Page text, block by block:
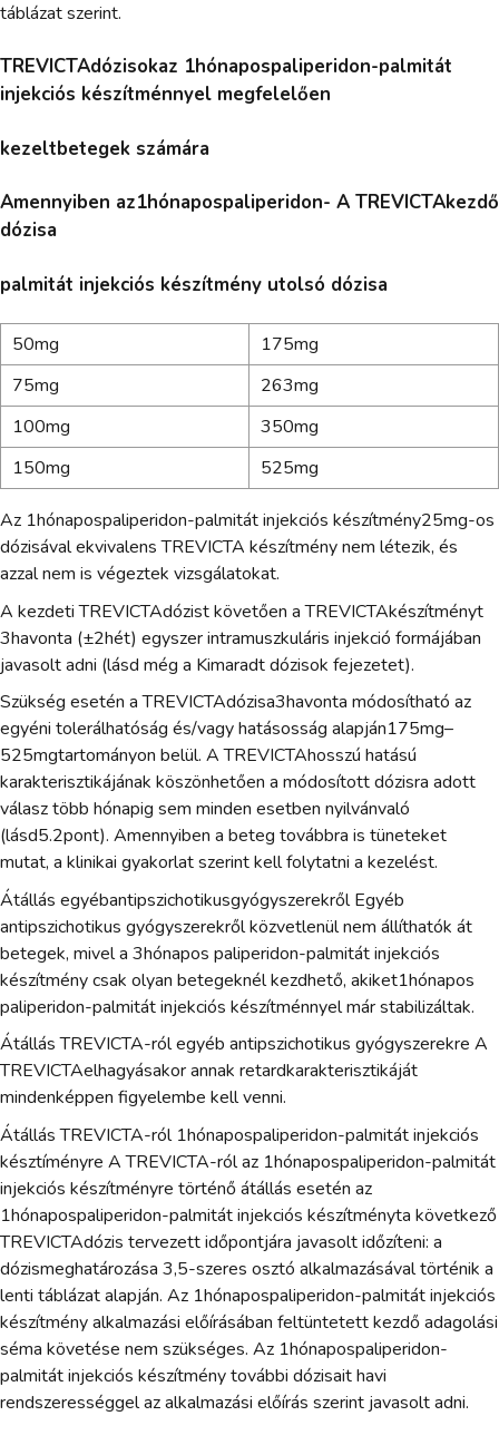
táblázat szerint.
TREVICTAdózisokaz 1hónapospaliperidon-palmitát
injekciós készítménnyel megfelelően
kezeltbetegek számára
Amennyiben az1hónapospaliperidon- A TREVICTAkezdő
dózisa
palmitát injekciós készítmény utolsó dózisa
50mg
175mg
75mg
263mg
100mg
350mg
150mg
525mg
Az 1hónapospaliperidon-palmitát injekciós készítmény25mg-os
dózisával ekvivalens TREVICTA készítmény nem létezik, és
azzal nem is végeztek vizsgálatokat.
A kezdeti TREVICTAdózist követően a TREVICTAkészítményt
3havonta (±2hét) egyszer intramuszkuláris injekció formájában
javasolt adni (lásd még a Kimaradt dózisok fejezetet).
Szükség esetén a TREVICTAdózisa3havonta módosítható az
egyéni tolerálhatóság és/vagy hatásosság alapján175mg–
525mgtartományon belül. A TREVICTAhosszú hatású
karakterisztikájának köszönhetően a módosított dózisra adott
válasz több hónapig sem minden esetben nyilvánvaló
(lásd5.2pont). Amennyiben a beteg továbbra is tüneteket
mutat, a klinikai gyakorlat szerint kell folytatni a kezelést.
Átállás egyébantipszichotikusgyógyszerekről Egyéb
antipszichotikus gyógyszerekről közvetlenül nem állíthatók át
betegek, mivel a 3hónapos paliperidon-palmitát injekciós
készítmény csak olyan betegeknél kezdhető, akiket1hónapos
paliperidon-palmitát injekciós készítménnyel már stabilizáltak.
Átállás TREVICTA-ról egyéb antipszichotikus gyógyszerekre A
TREVICTAelhagyásakor annak retardkarakterisztikáját
mindenképpen figyelembe kell venni.
Átállás TREVICTA-ról 1hónapospaliperidon-palmitát injekciós
késztíményre A TREVICTA-ról az 1hónapospaliperidon-palmitát
injekciós készítményre történő átállás esetén az
1hónapospaliperidon-palmitát injekciós készítményta következő
TREVICTAdózis tervezett időpontjára javasolt időzíteni: a
dózismeghatározása 3,5-szeres osztó alkalmazásával történik a
lenti táblázat alapján. Az 1hónapospaliperidon-palmitát injekciós
készítmény alkalmazási előírásában feltüntetett kezdő adagolási
séma követése nem szükséges. Az 1hónapospaliperidon-
palmitát injekciós készítmény további dózisait havi
rendszerességgel az alkalmazási előírás szerint javasolt adni.